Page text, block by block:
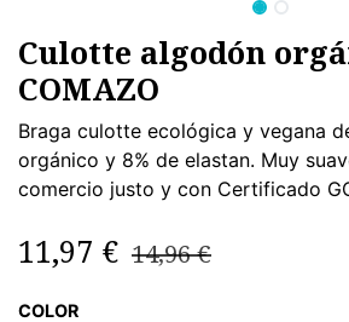
Culotte algodón
COMAZO
Braga culotte ecológica y vegana
orgánico y 8% de elastan. Muy
comercio justo y con Certificado
11,97 € 14,96€
COLOR